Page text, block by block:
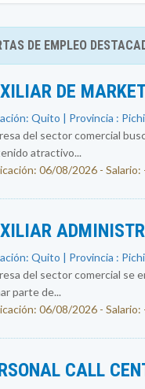
DE EMPLEO
DE
Quito | Provincia :
del sector comercial
atractivo...
06/08/2026 -
Quito | Provincia :
del sector comercial se
parte de...
06/08/2026 -
CALL